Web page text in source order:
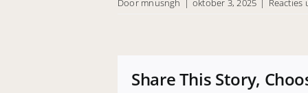
Door mnusngh | oktober 3, 2025 | Reacties
Share This Story,